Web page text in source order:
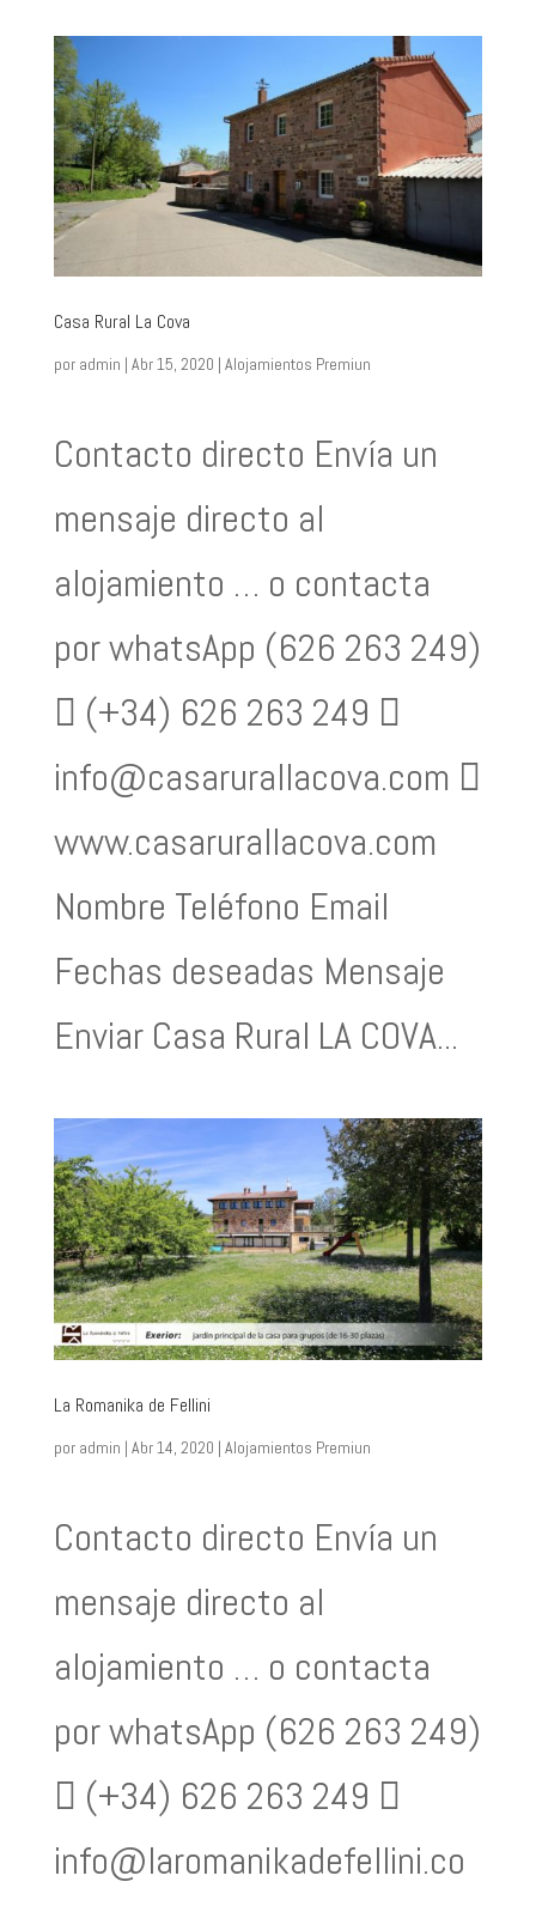
Casa Rural La Cova
por admin | Abr 15, 2020 | Alojamientos Premiun
Contacto directo Envía un
mensaje directo al
alojamiento … o contacta
por whatsApp (626 263 249)
 (+34) 626 263 249 
info@casarurallacova.com 
www.casarurallacova.com
Nombre Teléfono Email
Fechas deseadas Mensaje
Enviar Casa Rural LA COVA...
La Romanika de Fellini
por admin | Abr 14, 2020 | Alojamientos Premiun
Contacto directo Envía un
mensaje directo al
alojamiento … o contacta
por whatsApp (626 263 249)
 (+34) 626 263 249 
info@laromanikadefellini.co